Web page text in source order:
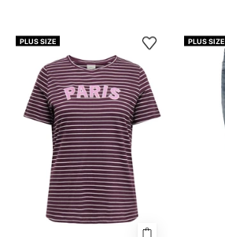
Shirt
aus
Bio-
Baumwolle
PLUS SIZE PLUS SIZE